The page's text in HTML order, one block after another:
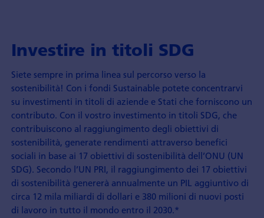
Investire in titoli SDG
Siete sempre in prima linea sul percorso verso la
sostenibilità! Con i fondi Sustainable potete concentrarvi
su investimenti in titoli di aziende e Stati che forniscono un
contributo. Con il vostro investimento in titoli SDG, che
contribuiscono al raggiungimento degli obiettivi di
sostenibilità, generate rendimenti attraverso benefici
sociali in base ai 17 obiettivi di sostenibilità dell’ONU (UN
SDG). Secondo l’UN PRI, il raggiungimento dei 17 obiettivi
di sostenibilità genererà annualmente un PIL aggiuntivo di
circa 12 mila miliardi di dollari e 380 milioni di nuovi posti
di lavoro in tutto il mondo entro il 2030.*